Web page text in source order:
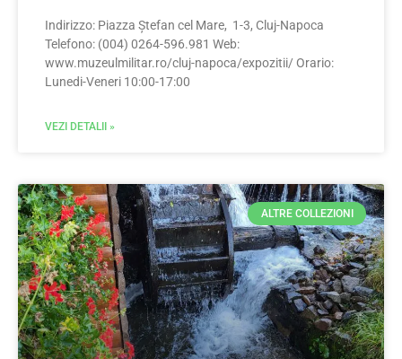
Indirizzo: Piazza Ștefan cel Mare, 1-3, Cluj-Napoca
Telefono: (004) 0264-596.981 Web:
www.muzeulmilitar.ro/cluj-napoca/expozitii/ Orario:
Lunedi-Veneri 10:00-17:00
VEZI DETALII »
ALTRE COLLEZIONI